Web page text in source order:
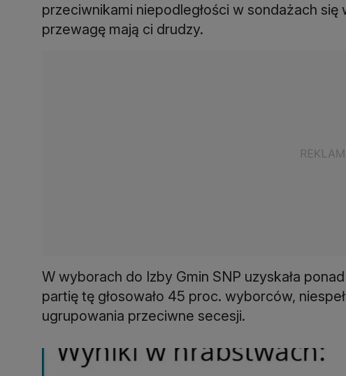
przeciwnikami niepodległości w sondażach się
przewagę mają ci drudzy.
W wyborach do Izby Gmin SNP uzyskała
partię tę głosowało 45 proc. wyborców,
ugrupowania przeciwne secesji.